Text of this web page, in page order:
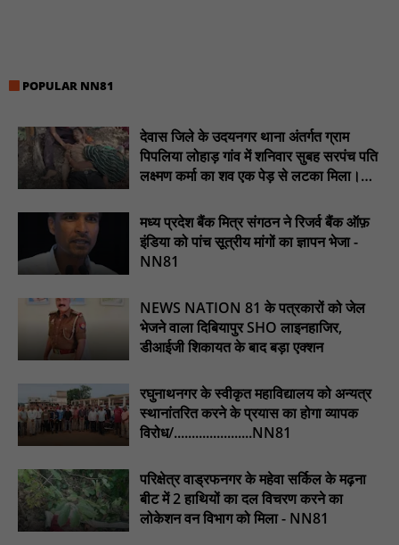
अभियान के बदलावों और तकनीकी प्रबंधन की दी गई विस्तृत जानकारी :
हरिनगर में सीसी इंटरलॉकिंग सड़क निर्माण कार्य का विधायक ललित यादव ने
किया उद्घाटन : NN81
पिड़ावा में आगामी त्योहारों को लेकर शांति समिति की बैठक आयोजित : NN81
.डिप्टी चीफ मिनिस्टर सुमित्राताई पवार से वर्धा जिले में NCP वर्कर्स से
मुलाकात की : NN81
सदर विधायक प्रकाश द्विवेदी ने लगभग ₹4.30 करोड़ की विकास परियोजनाओं
का किया लोकार्पण एवं शिलान्यास : NN81
POPULAR NN81
देवास जिले के उदयनगर थाना अंतर्गत ग्राम
पिपलिया लोहाड़ गांव में शनिवार सुबह सरपंच पति
लक्ष्मण कर्मा का शव एक पेड़ से लटका मिला।
मध्य प्रदेश बैंक मित्र संगठन ने रिजर्व बैंक ऑफ़
इंडिया को पांच सूत्रीय मांगों का ज्ञापन भेजा -
NN81
NEWS NATION 81 के पत्रकारों को जेल
भेजने वाला दिबियापुर SHO लाइनहाजिर,
डीआईजी शिकायत के बाद बड़ा एक्शन
रघुनाथनगर के स्वीकृत महाविद्यालय को अन्यत्र
स्थानांतरित करने के प्रयास का होगा व्यापक
विरोध/......................NN81
परिक्षेत्र वाड्रफनगर के महेवा सर्किल के मढ़ना
बीट में 2 हाथियों का दल विचरण करने का
लोकेशन वन विभाग को मिला - NN81